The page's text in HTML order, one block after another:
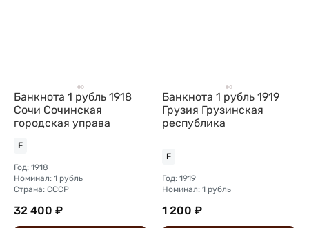
Банкнота 1 рубль 1918
Сочи Сочинская
городская управа
F
Год: 1918
Номинал: 1 рубль
Страна: СССР
32 400 ₽
Банкнота 1 рубль 1919
Грузия Грузинская
республика
F
Год: 1919
Номинал: 1 рубль
1 200 ₽